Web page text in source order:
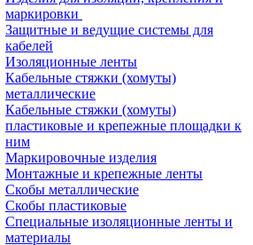
маркировки
Защитные и ведущие системы для
кабелей
Изоляционные ленты
Кабельные стяжки (хомуты)
металлические
Кабельные стяжки (хомуты)
пластиковые и крепежные площадки к
ним
Маркировочные изделия
Монтажные и крепежные ленты
Скобы металлические
Скобы пластиковые
Специальные изоляционные ленты и
материалы